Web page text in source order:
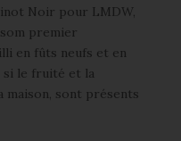
Noir pour LMDW,
premier
en fûts neufs et en
si le fruité et la
maison, sont présents